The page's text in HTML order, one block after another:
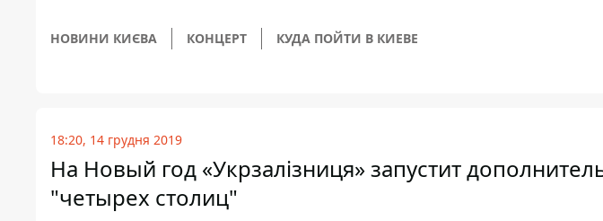
НОВИНИ КИЄВА КОНЦЕРТ КУДА ПОЙТИ В КИЕВЕ
18:20, 14 грудня 2019
На Новый год «Укрзалізниця» запустит
"четырех столиц"